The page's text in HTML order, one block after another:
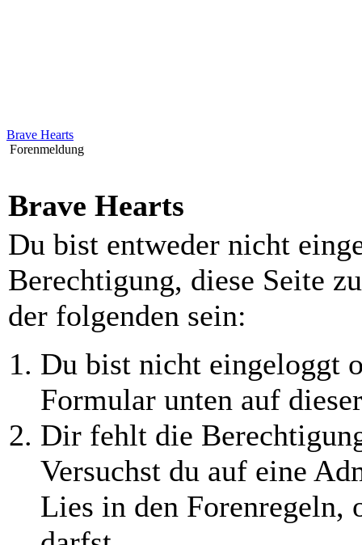
Brave Hearts
Forenmeldung
Brave Hearts
Du bist entweder nicht
Berechtigung, diese Seite
der folgenden sein:
Du bist nicht eingeloggt
Formular unten auf
Dir fehlt die
Versuchst du auf eine
Lies in den Forenregeln,